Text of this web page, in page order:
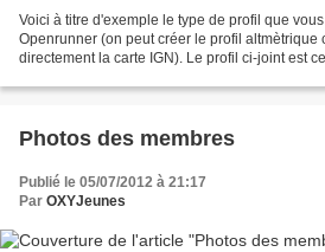
Voici à titre d'exemple le type de profil que
Openrunner (on peut créer le profil altmètrique
directement la carte IGN). Le profil ci-joint est
Photos des membres
Publié le 05/07/2012 à 21:17
Par OXYJeunes